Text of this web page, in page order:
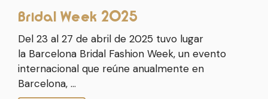
Bridal Week 2025
Del 23 al 27 de abril de 2025 tuvo lugar
la Barcelona Bridal Fashion Week, un evento
internacional que reúne anualmente en
Barcelona, …